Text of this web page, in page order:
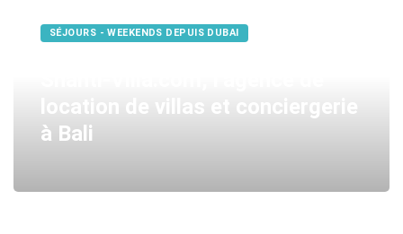
SÉJOURS - WEEKENDS DEPUIS DUBAI
location de villas et conciergerie
à Bali